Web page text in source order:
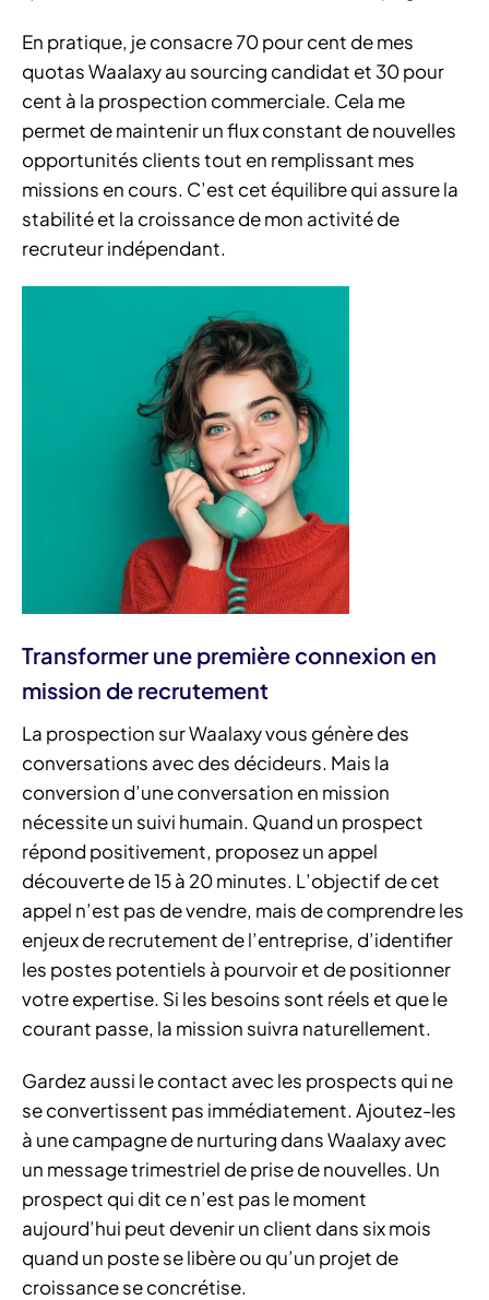
En pratique, je consacre 70 pour cent de mes
quotas Waalaxy au sourcing candidat et 30 pour
cent à la prospection commerciale. Cela me
permet de maintenir un flux constant de nouvelles
opportunités clients tout en remplissant mes
missions en cours. C’est cet équilibre qui assure la
stabilité et la croissance de mon activité de
recruteur indépendant.
Transformer une première connexion en
mission de recrutement
La prospection sur Waalaxy vous génère des
conversations avec des décideurs. Mais la
conversion d’une conversation en mission
nécessite un suivi humain. Quand un prospect
répond positivement, proposez un appel
découverte de 15 à 20 minutes. L’objectif de cet
appel n’est pas de vendre, mais de comprendre les
enjeux de recrutement de l’entreprise, d’identifier
les postes potentiels à pourvoir et de positionner
votre expertise. Si les besoins sont réels et que le
courant passe, la mission suivra naturellement.
Gardez aussi le contact avec les prospects qui ne
se convertissent pas immédiatement. Ajoutez-les
à une campagne de nurturing dans Waalaxy avec
un message trimestriel de prise de nouvelles. Un
prospect qui dit ce n’est pas le moment
aujourd’hui peut devenir un client dans six mois
quand un poste se libère ou qu’un projet de
croissance se concrétise.